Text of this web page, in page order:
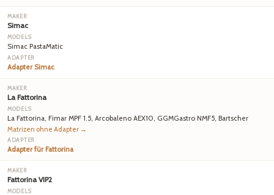
Simac
Simac PastaMatic
Adapter Simac
La Fattorina
La Fattorina, Fimar MPF 1.5, Arcobaleno AEX10, GGMGastro NMF5, Bartscher
Matrizen ohne Adapter →
Adapter für Fattorina
Fattorina VIP2